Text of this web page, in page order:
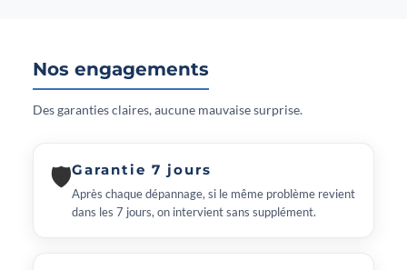
Nos engagements
Des garanties claires, aucune mauvaise surprise.
🛡Garantie 7 jours
Après chaque dépannage, si le même problème revient
dans les 7 jours, on intervient sans supplément.